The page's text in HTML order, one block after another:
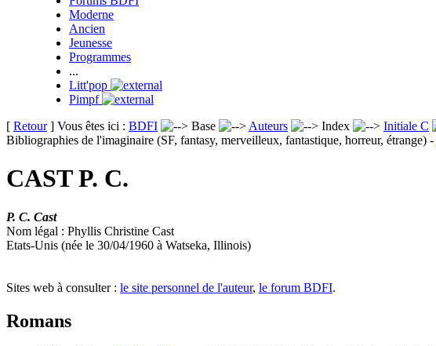
Moderne
Ancien
Jeunesse
Programmes
...
Litt'pop
Pimpf
[ Retour] Vous êtes ici : BDFI Base Auteurs Index Initiale C
Bibliographies de l'imaginaire (SF, fantasy, merveilleux, fantastique, horreur, étrange) -
CAST P. C.
P. C. Cast
Nom légal : Phyllis Christine Cast
Etats-Unis (née le 30/04/1960 à Watseka, Illinois)
Sites web à consulter : le site personnel de l'auteur, le forum BDFI.
Romans